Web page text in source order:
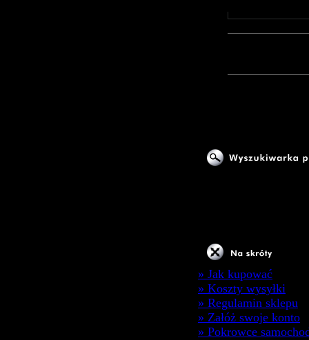
» Jak kupować
» Koszty wysyłki
» Regulamin sklepu
» Załóż swoje konto
» Pokrowce